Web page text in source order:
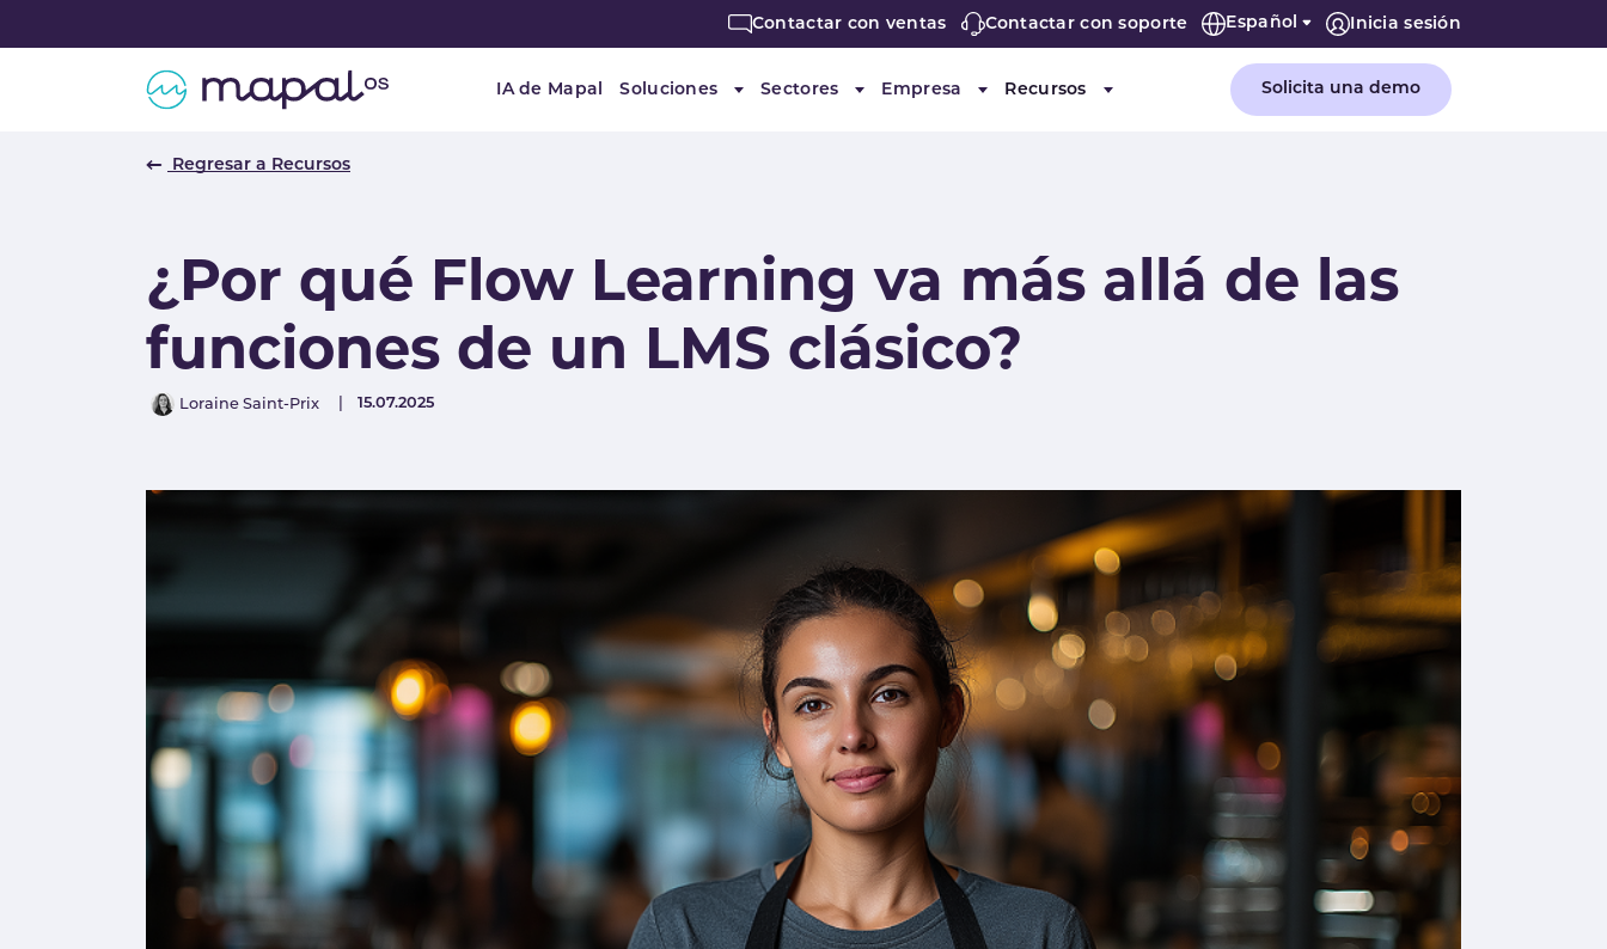
Contactar con ventas Contactar con soporte Español Inicia sesión
IA de Mapal Soluciones
Submenu for "Soluciones"
Sectores
Submenu for "Sectores"
Empresa
Submenu for "Empresa"
Recursos
Submenu for "Recursos"
Solicita una demo
Regresar a Recursos
¿Por qué Flow Learning va más allá de las
funciones de un LMS clásico?
AuthorLoraine Saint-Prix Published
15.07.2025